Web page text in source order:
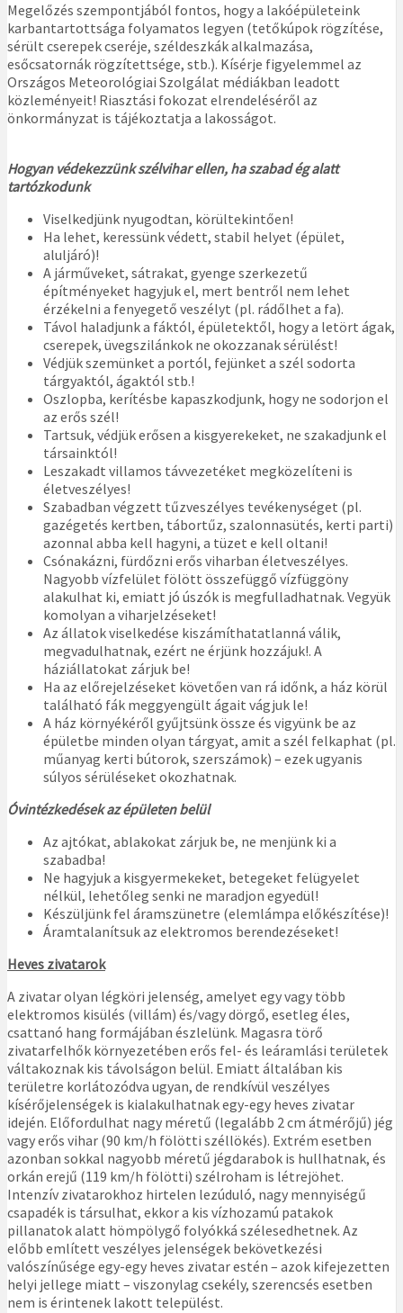
Megelőzés szempontjából fontos, hogy a lakóépületeink
karbantartottsága folyamatos legyen (tetőkúpok rögzítése,
sérült cserepek cseréje, széldeszkák alkalmazása,
esőcsatornák rögzítettsége, stb.). Kísérje figyelemmel az
Országos Meteorológiai Szolgálat médiákban leadott
közleményeit! Riasztási fokozat elrendeléséről az
önkormányzat is tájékoztatja a lakosságot.
Hogyan védekezzünk szélvihar ellen, ha szabad ég alatt
tartózkodunk
Viselkedjünk nyugodtan, körültekintően!
Ha lehet, keressünk védett, stabil helyet (épület,
aluljáró)!
A járműveket, sátrakat, gyenge szerkezetű
építményeket hagyjuk el, mert bentről nem lehet
érzékelni a fenyegető veszélyt (pl. rádőlhet a fa).
Távol haladjunk a fáktól, épületektől, hogy a letört ágak,
cserepek, üvegszilánkok ne okozzanak sérülést!
Védjük szemünket a portól, fejünket a szél sodorta
tárgyaktól, ágaktól stb.!
Oszlopba, kerítésbe kapaszkodjunk, hogy ne sodorjon el
az erős szél!
Tartsuk, védjük erősen a kisgyerekeket, ne szakadjunk el
társainktól!
Leszakadt villamos távvezetéket megközelíteni is
életveszélyes!
Szabadban végzett tűzveszélyes tevékenységet (pl.
gazégetés kertben, tábortűz, szalonnasütés, kerti parti)
azonnal abba kell hagyni, a tüzet e kell oltani!
Csónakázni, fürdőzni erős viharban életveszélyes.
Nagyobb vízfelület fölött összefüggő vízfüggöny
alakulhat ki, emiatt jó úszók is megfulladhatnak. Vegyük
komolyan a viharjelzéseket!
Az állatok viselkedése kiszámíthatatlanná válik,
megvadulhatnak, ezért ne érjünk hozzájuk!. A
háziállatokat zárjuk be!
Ha az előrejelzéseket követően van rá időnk, a ház körül
található fák meggyengült ágait vágjuk le!
A ház környékéről gyűjtsünk össze és vigyünk be az
épületbe minden olyan tárgyat, amit a szél felkaphat (pl.
műanyag kerti bútorok, szerszámok) – ezek ugyanis
súlyos sérüléseket okozhatnak.
Óvintézkedések az épületen belül
Az ajtókat, ablakokat zárjuk be, ne menjünk ki a
szabadba!
Ne hagyjuk a kisgyermekeket, betegeket felügyelet
nélkül, lehetőleg senki ne maradjon egyedül!
Készüljünk fel áramszünetre (elemlámpa előkészítése)!
Áramtalanítsuk az elektromos berendezéseket!
Heves zivatarok
A zivatar olyan légköri jelenség, amelyet egy vagy több
elektromos kisülés (villám) és/vagy dörgő, esetleg éles,
csattanó hang formájában észlelünk. Magasra törő
zivatarfelhők környezetében erős fel- és leáramlási területek
váltakoznak kis távolságon belül. Emiatt általában kis
területre korlátozódva ugyan, de rendkívül veszélyes
kísérőjelenségek is kialakulhatnak egy-egy heves zivatar
idején. Előfordulhat nagy méretű (legalább 2 cm átmérőjű) jég
vagy erős vihar (90 km/h fölötti széllökés). Extrém esetben
azonban sokkal nagyobb méretű jégdarabok is hullhatnak, és
orkán erejű (119 km/h fölötti) szélroham is létrejöhet.
Intenzív zivatarokhoz hirtelen lezúduló, nagy mennyiségű
csapadék is társulhat, ekkor a kis vízhozamú patakok
pillanatok alatt hömpölygő folyókká szélesedhetnek. Az
előbb említett veszélyes jelenségek bekövetkezési
valószínűsége egy-egy heves zivatar estén – azok kifejezetten
helyi jellege miatt – viszonylag csekély, szerencsés esetben
nem is érintenek lakott települést.